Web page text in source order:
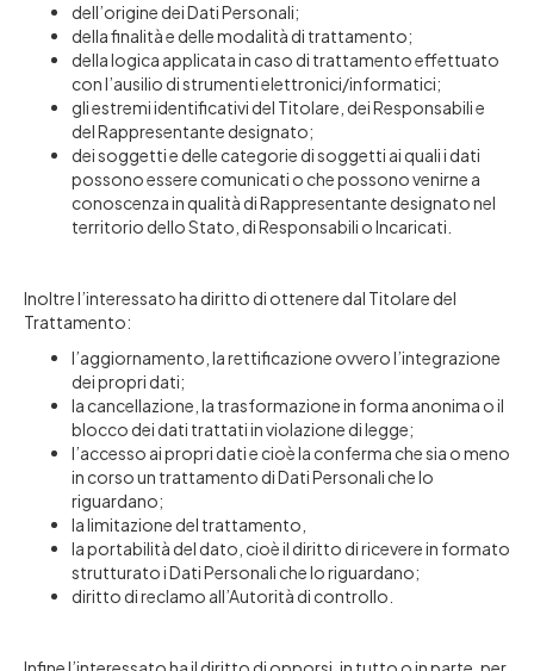
dell’origine dei Dati Personali;
della finalità e delle modalità di trattamento;
della logica applicata in caso di trattamento effettuato
con l’ausilio di strumenti elettronici/informatici;
gli estremi identificativi del Titolare, dei Responsabili e
del Rappresentante designato;
dei soggetti e delle categorie di soggetti ai quali i dati
possono essere comunicati o che possono venirne a
conoscenza in qualità di Rappresentante designato nel
territorio dello Stato, di Responsabili o Incaricati.
Inoltre l’interessato ha diritto di ottenere dal Titolare del
Trattamento:
l’aggiornamento, la rettificazione ovvero l’integrazione
dei propri dati;
la cancellazione, la trasformazione in forma anonima o il
blocco dei dati trattati in violazione di legge;
l’accesso ai propri dati e cioè la conferma che sia o meno
in corso un trattamento di Dati Personali che lo
riguardano;
la limitazione del trattamento,
la portabilità del dato, cioè il diritto di ricevere in formato
strutturato i Dati Personali che lo riguardano;
diritto di reclamo all’Autorità di controllo.